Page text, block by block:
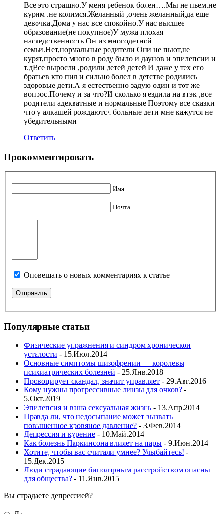
Все это страшно.У меня ребенок болен….Мы не пьем.не
курим .не колимся.Желанный ,очень желанный,да еще
девочка.Дома у нас все спокойно.У нас высшее
образование(не покупное)У мужа плохая
наследственность.Он из многодетной
семьи.Нет,нормальные родители Они не пьют,не
курят,просто много в роду было и даунов и эпилепсии и
т.дВсе выросли ,родили детей детей.И даже у тех его
братьев кто пил и сильно болел в детстве родились
здоровые дети.А я естественно задую один и тот же
вопрос.Почему и за что?И сколько я ездила на втэк ,все
родители адекватные и нормальные.Поэтому все сказки
что у алкашей рождаютсч больные дети мне кажутся не
убедительными
Ответить
Прокомментировать
Имя
Почта
Оповещать о новых комментариях к статье
Популярные статьи
Физические упражнения и синдром хронической
усталости - 15.Июл.2014
Основные симптомы шизофрении — королевы
психиатрических болезней - 25.Янв.2018
Провоцирует скандал, значит управляет - 29.Авг.2016
Кому нужны прогрессивные линзы для очков? -
5.Окт.2019
Эпилепсия и ваша сексуальная жизнь - 13.Апр.2014
Правда ли, что недосыпание может вызвать
повышенное кровяное давление? - 3.Фев.2014
Депрессия и курение - 10.Май.2014
Как болезнь Паркинсона влияет на пары - 9.Июн.2014
Хотите, чтобы вас считали умнее? Улыбайтесь! -
15.Дек.2015
Люди страдающие биполярным расстройством опасны
для общества? - 11.Янв.2015
Вы страдаете депрессией?